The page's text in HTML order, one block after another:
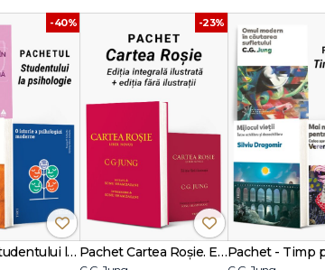
-40%
Pachetul Studentului la psihologie
-23%
Pachet Cartea Roșie. Ediția integrală ilustrată + ediția fără ilustrații